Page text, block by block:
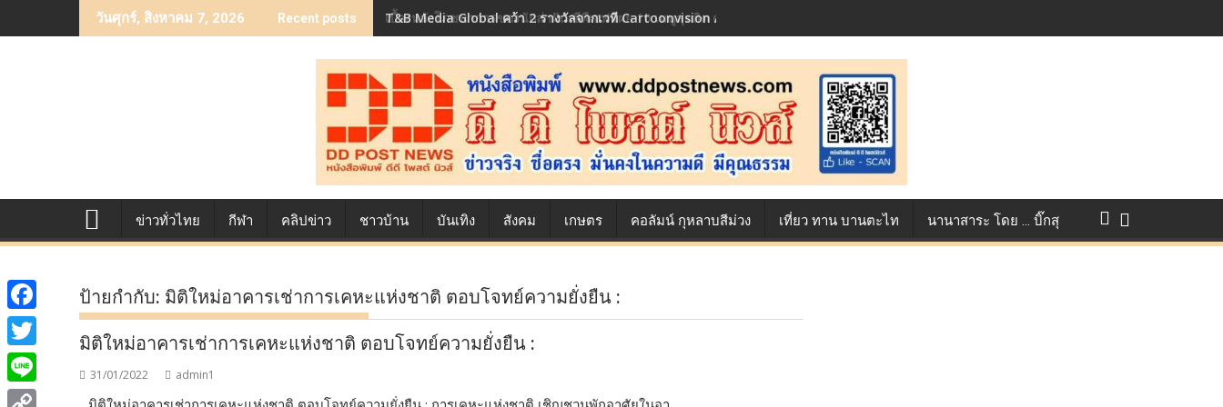
to
วันศุกร์, สิงหาคม 7, 2026 Recent posts T&B Media Global คว้า 2 รางวัลจากเวที Cartoonvision Animation Contest ตอกย้ำศักยภาพแอนิเมชันไทยบนเวทีนานาชาติ ที่ประเทศอังกฤษ :
เบื้องหลังโภชนาการของนักล่าฝัน ซีพีเอฟ เผย 10 เมนูสุดฮิต ตลอดเส้นทางการแข่งขัน True AF 2026 :
ข่าวทั่วไทย กีฬา คลิปข่าว ชาวบ้าน บันเทิง สังคม เกษตร คอลัมน์ กุหลาบสีม่วง เที่ยว ทาน บานตะไท นานาสาระ โดย … บิ๊กสุ
ป้ายกำกับ: มิติใหม่อาคารเช่าการเคหะแห่งชาติ ตอบโจทย์ความยั่งยืน :
มิติใหม่อาคารเช่าการเคหะแห่งชาติ ตอบโจทย์ความยั่งยืน :
31/01/2022 admin1
F
a
c
T
w
L